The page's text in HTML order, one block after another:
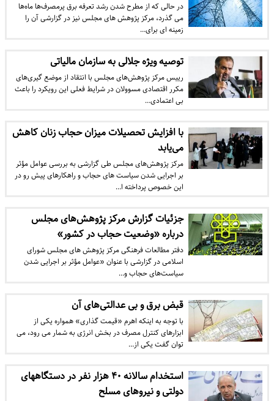
​در حالی که از مطرح شدن رشد تعرفه برق پرمصرف‌ها ماه‌ها
می گذرد، مرکز پژوهش های مجلس نیز در گزارشی آن را
زمینه ای برای…
توصیه ویژه جلالی به سازمان مالیاتی
رییس مرکز پژوهش‌های مجلس با انتقاد از موضع گیری‌های
مکرر اقتصادی مسوولان در شرایط فعلی این رویکرد را باعث
بی اعتمادی…
با افزایش تحصیلات میزان حجاب زنان کاهش
می‌یابد
مرکز پژوهش‌های مجلس طی گزارشی به بررسی عوامل مؤثر
بر اجرایی شدن سیاست های حجاب و راهکارهای پیش رو در
این خصوص پرداخته ا…
جزئیات گزارش مرکز پژوهش‌های مجلس
درباره «وضعیت حجاب در کشور»
دفتر مطالعات فرهنگی مرکز پژوهش های مجلس شورای
اسلامی در گزارشی با عنوان «عوامل مؤثر بر اجرایی شدن
سیاست‌های حجاب و…
قبض برق و بی عدالتی‌های آن
با توجه به اینکه اهرم «قیمت گذاری» همواره یکی از
ابزارهای کنترل مصرف در بخش انرژی به شمار می رود، می
توان گفت یکی از…
استخدام سالانه ۴۰ هزار نفر در دستگاههای
دولتی و نیروهای مسلح